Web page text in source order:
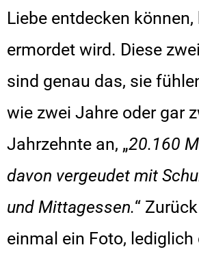
Liebe entdecken
ermordet wird. Diese
sind genau das, sie
wie zwei Jahre oder gar
Jahrzehnte an, „20.160
davon vergeudet mit
und Mittagessen.“
einmal ein Foto, lediglich